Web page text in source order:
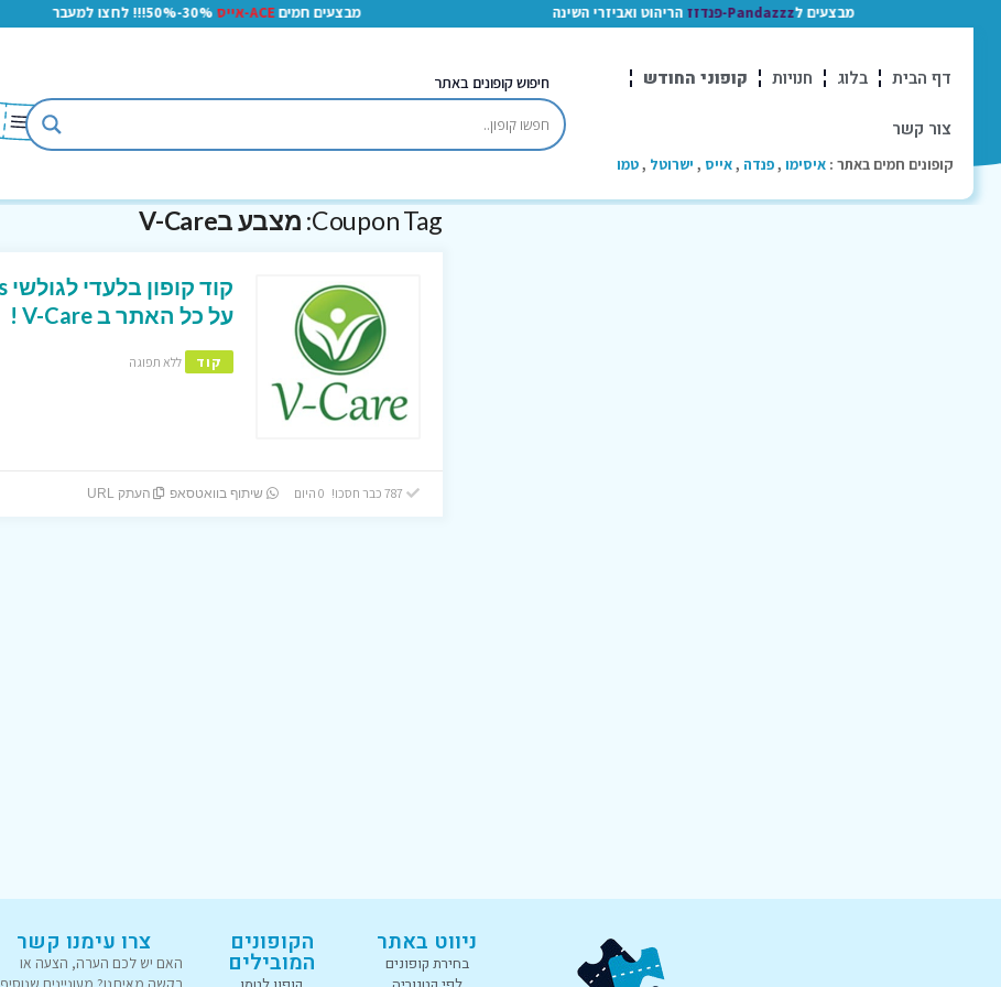
מבצעים לPandazzz-פנדזז הריהוט ואביזרי השינה מבצעים חמיםACE-אייס 30%-50%!!! לחצו למעבר
דף הבית בלוג חנויות קופוני החודש
צור קשר
קופונים חמים באתר : איסימו ,פנדה ,אייס , ישרוטל ,טמו
חיפוש קופונים באתר
Coupon Tag: מצבע בV-Care
על כל האתר ב V-Care !
קוד ללא תפוגה
שיתוף בוואטסאפ העתק URL
ניווט באתר
בחירת קופונים
הקופונים
המובילים
צרו עימנו קשר
האם יש לכם הערה, הצעה או